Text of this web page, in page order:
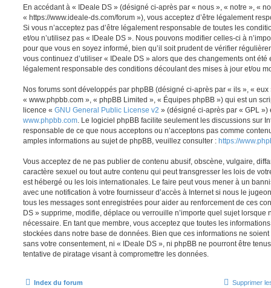
En accédant à « IDeale DS » (désigné ci-après par « nous », « notre », «
« https://www.ideale-ds.com/forum »), vous acceptez d’être légalement
Si vous n’acceptez pas d’être légalement responsable de toutes les
et/ou n’utilisez pas « IDeale DS ». Nous pouvons modifier celles-ci à
pour que vous en soyez informé, bien qu’il soit prudent de vérifier
vous continuez d’utiliser « IDeale DS » alors que des changements ont été
légalement responsable des conditions découlant des mises à jour et/ou
Nos forums sont développés par phpBB (désigné ci-après par « ils », «
« www.phpbb.com », « phpBB Limited », « Équipes phpBB ») qui est un
licence « GNU General Public License v2 » (désigné ci-après par « GPL
www.phpbb.com. Le logiciel phpBB facilite seulement les discussions sur
responsable de ce que nous acceptons ou n’acceptons pas comme
amples informations au sujet de phpBB, veuillez consulter : https://
Vous acceptez de ne pas publier de contenu abusif, obscène, vulgaire,
caractère sexuel ou tout autre contenu qui peut transgresser les lois de
est hébergé ou les lois internationales. Le faire peut vous mener à un
avec une notification à votre fournisseur d’accès à Internet si nous le
tous les messages sont enregistrées pour aider au renforcement de ces
DS » supprime, modifie, déplace ou verrouille n’importe quel sujet lorsque
nécessaire. En tant que membre, vous acceptez que toutes les
stockées dans notre base de données. Bien que ces informations ne
sans votre consentement, ni « IDeale DS », ni phpBB ne pourront être
tentative de piratage visant à compromettre les données.
Index du forum Supprimer